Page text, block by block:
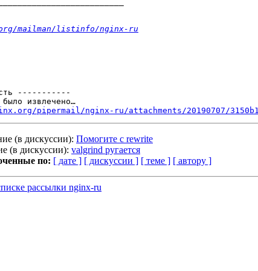
mailman/listinfo/nginx-ru
-----------
извлечено…
pipermail/nginx-ru/attachments/20190707/
(в дискуссии): Помогите с rewrite
(в дискуссии): valgrind ругается
по: [ дате ] [ дискуссии ] [ теме ] [ автору ]
рассылки nginx-ru